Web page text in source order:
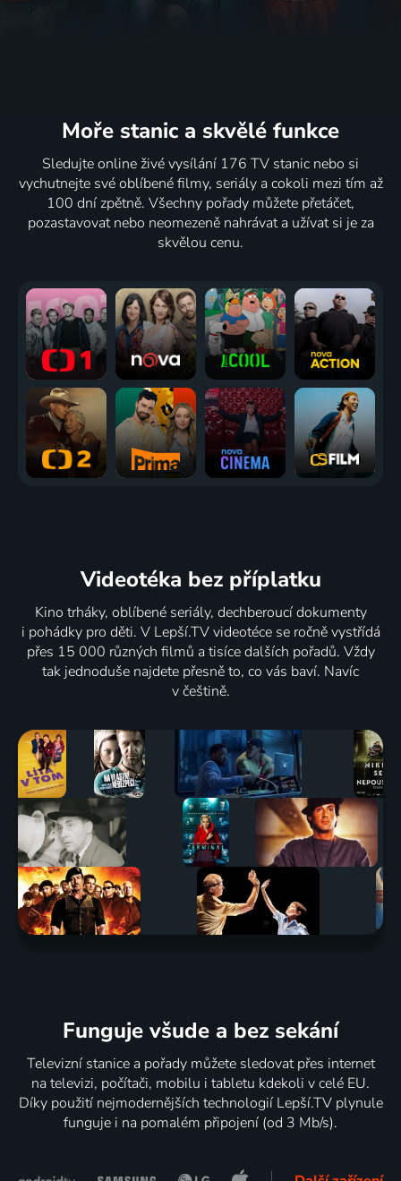
Moře stanic a skvělé funkce
Sledujte online živé vysílání 176 TV stanic nebo si
vychutnejte své oblíbené filmy, seriály a cokoli mezi tím až
100 dní zpětně. Všechny pořady můžete přetáčet,
pozastavovat nebo neomezeně nahrávat a užívat si je za
skvělou cenu.
Videotéka bez příplatku
Kino trháky, oblíbené seriály, dechberoucí dokumenty
i pohádky pro děti. V Lepší.TV videotéce se ročně vystřídá
přes 15 000 různých filmů a tisíce dalších pořadů. Vždy
tak jednoduše najdete přesně to, co vás baví. Navíc
v češtině.
Funguje všude a bez sekání
Televizní stanice a pořady můžete sledovat přes internet
na televizi, počítači, mobilu i tabletu kdekoli v celé EU.
Díky použití nejmodernějších technologií Lepší.TV plynule
funguje i na pomalém připojení (od 3 Mb/s).